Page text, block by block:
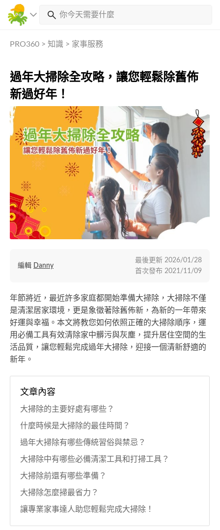
PRO360 > 知識 > 家事服務
過年大掃除全攻略，讓您輕鬆除舊佈
新過好年！
年節將近，最近許多家庭都開始準備大掃除，大掃除不僅
是清潔居家環境，更是象徵著除舊佈新，為新的一年帶來
好運與幸福。本文將教您如何依照正確的大掃除順序，運
用必備工具有效清除家中髒污與灰塵，提升居住空間的生
活品質，讓您輕鬆完成過年大掃除，迎接一個清新舒適的
新年。
編輯 Danny
最後更新 2026/01/28
首次發布 2021/11/09
文章內容
大掃除的主要好處有哪些？
什麼時候是大掃除的最佳時間？
過年大掃除有哪些傳統習俗與禁忌？
大掃除中有哪些必備清潔工具和打掃工具？
大掃除前還有哪些準備？
大掃除怎麼掃最省力？
讓專業家事達人助您輕鬆完成大掃除！